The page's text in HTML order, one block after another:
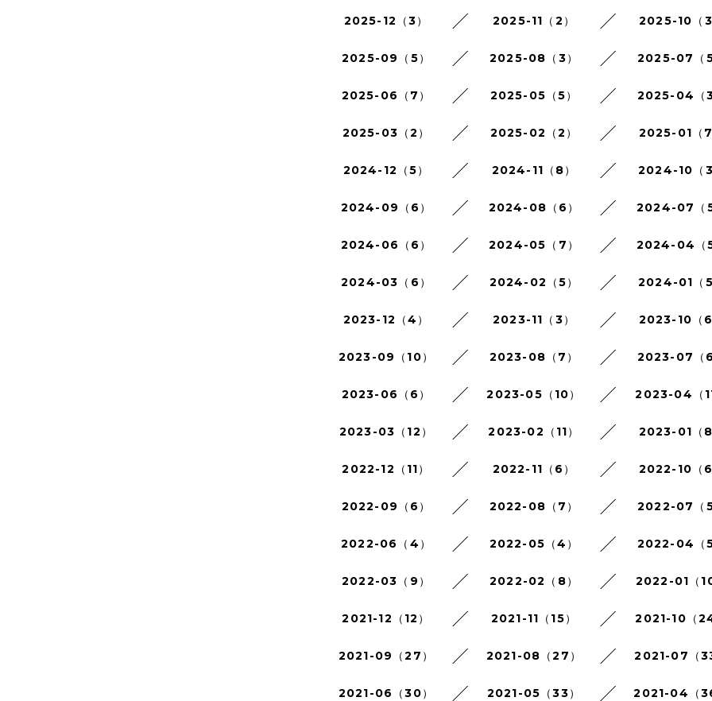
2025-12（3） 2025-11（2） 2025-10（3
2025-09（5） 2025-08（3） 2025-07（5
2025-06（7） 2025-05（5） 2025-04（3
2025-03（2） 2025-02（2） 2025-01（7
2024-12（5） 2024-11（8） 2024-10（3
2024-09（6） 2024-08（6） 2024-07（5
2024-06（6） 2024-05（7） 2024-04（5
2024-03（6） 2024-02（5） 2024-01（5
2023-12（4） 2023-11（3） 2023-10（6
2023-09（10） 2023-08（7） 2023-07（6
2023-06（6） 2023-05（10） 2023-04（11
2023-03（12） 2023-02（11） 2023-01（8
2022-12（11） 2022-11（6） 2022-10（6
2022-09（6） 2022-08（7） 2022-07（5
2022-06（4） 2022-05（4） 2022-04（5
2022-03（9） 2022-02（8） 2022-01（10
2021-12（12） 2021-11（15） 2021-10（24
2021-09（27） 2021-08（27） 2021-07（33
2021-06（30） 2021-05（33） 2021-04（